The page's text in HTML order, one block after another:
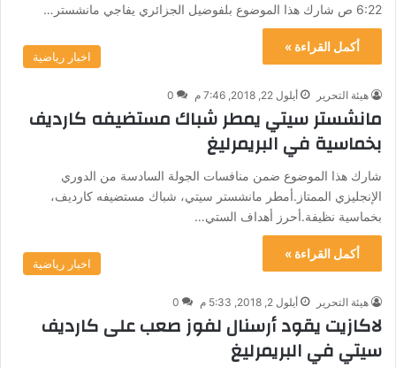
6:22 ص شارك هذا الموضوع بلفوضيل الجزائري يفاجي مانشستر…
أكمل القراءة »
اخبار رياضية
هيئة التحرير أيلول 22, 2018, 7:46 م 0
مانشستر سيتي يمطر شباك مستضيفه كارديف
بخماسية في البريمرليغ
شارك هذا الموضوع ضمن منافسات الجولة السادسة من الدوري
الإنجليزي الممتاز.أمطر مانشستر سيتي، شباك مستضيفه كارديف،
بخماسية نظيفة.أحرز أهداف الستي…
أكمل القراءة »
اخبار رياضية
هيئة التحرير أيلول 2, 2018, 5:33 م 0
لاكازيت يقود أرسنال لفوز صعب على كارديف
سيتي في البريمرليغ